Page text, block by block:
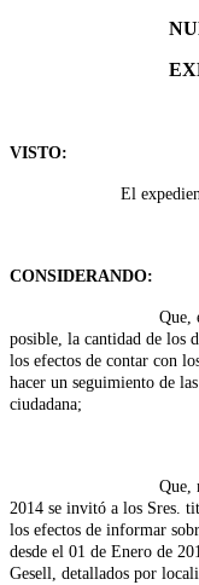
NUMERO
VISTO:
El expediente
CONSIDERANDO:
Que, es necesario
posible, la cantidad de los
los efectos de contar con
hacer un seguimiento de
ciudadana;
Que, mediante
2014 se invitó a los Sres.
los efectos de informar
desde el 01 de Enero de
Gesell, detallados por